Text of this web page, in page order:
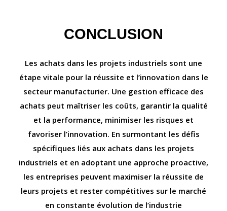
CONCLUSION
Les achats dans les projets industriels sont une
étape vitale pour la réussite et l’innovation dans le
secteur manufacturier. Une gestion efficace des
achats peut maîtriser les coûts, garantir la qualité
et la performance, minimiser les risques et
favoriser l’innovation. En surmontant les défis
spécifiques liés aux achats dans les projets
industriels et en adoptant une approche proactive,
les entreprises peuvent maximiser la réussite de
leurs projets et rester compétitives sur le marché
en constante évolution de l’industrie